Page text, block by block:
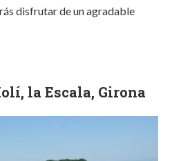
disfrutar de un agradable
la Escala, Girona